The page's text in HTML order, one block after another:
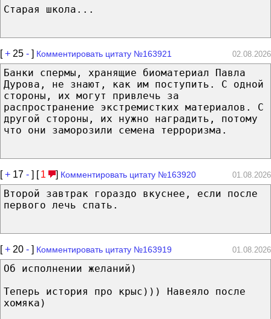
Старая школа...
[+ 25 - ] Комментировать цитату №163921 02.08.2026
Банки спермы, хранящие биоматериал Павла
Дурова, не знают, как им поступить. С одной
стороны, их могут привлечь за
распространение экстремистких материалов. С
другой стороны, их нужно наградить, потому
что они заморозили семена терроризма.
[+ 17 - ] [ 1 ] Комментировать цитату №163920 01.08.2026
Второй завтрак гораздо вкуснее, если после
первого лечь спать.
[+ 20 - ] Комментировать цитату №163919 01.08.2026
Об исполнении желаний)
Теперь история про крыс))) Навеяло после
хомяка)